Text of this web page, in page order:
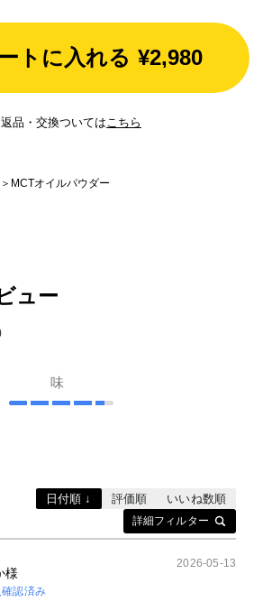
x VALX
リシー
トに入れる ¥2,980
返品・交換ついてはこちら
MCTオイルパウダー
ュー
味
詳細フィルター
日付順 ↓ 評価順 いいね数順
様
認済み
2026-05-13